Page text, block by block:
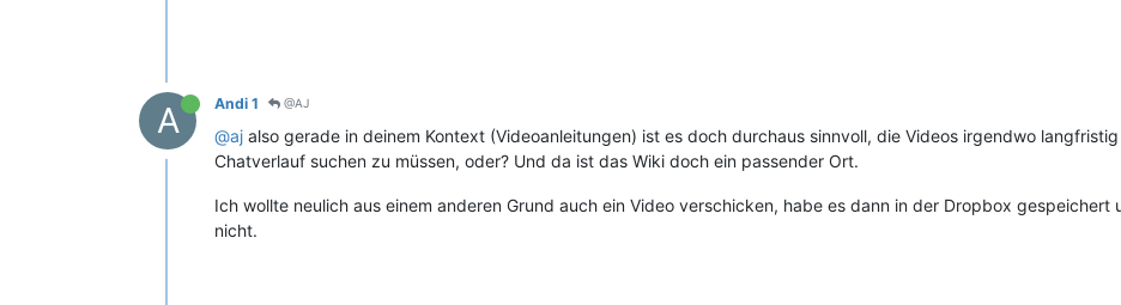
A Andi 1 @AJ
@aj also gerade in deinem Kontext (Videoanleitungen) ist es doch durchaus sinnvoll, die Videos irgendwo
Chatverlauf suchen zu müssen, oder? Und da ist das Wiki doch ein passender Ort.
Ich wollte neulich aus einem anderen Grund auch ein Video verschicken, habe es dann in der Dropbox
nicht.